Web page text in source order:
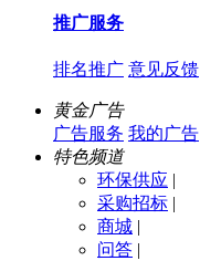
推广服务
排名推广 意见反馈
黄金广告
广告服务 我的广告
特色频道
环保供应 |
采购招标 |
商城 |
问答 |